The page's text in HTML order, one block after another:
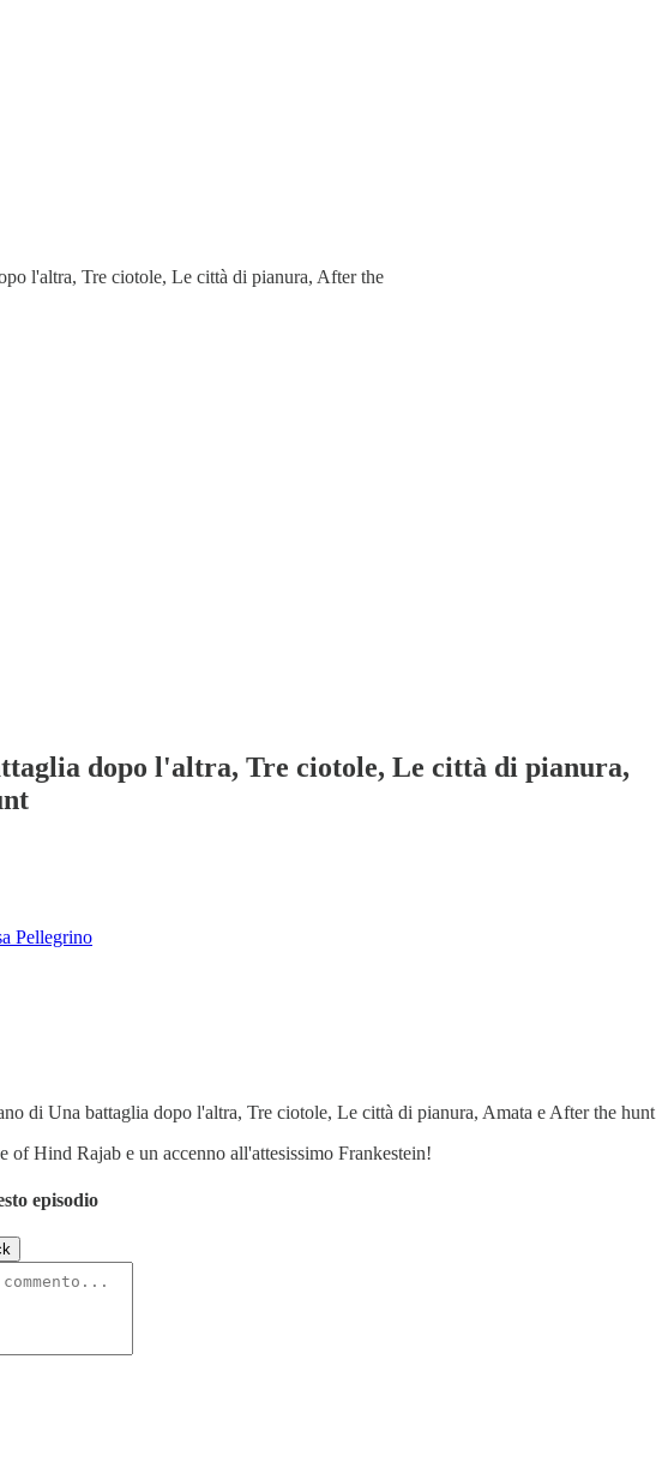
l'altra, Tre ciotole, Le città di pianura, After the
dopo l'altra, Tre ciotole, Le città di pianura,
Pellegrino
di Una battaglia dopo l'altra, Tre ciotole, Le città di pianura, Amata e After the hunt
of Hind Rajab e un accenno all'attesissimo Frankestein!
episodio